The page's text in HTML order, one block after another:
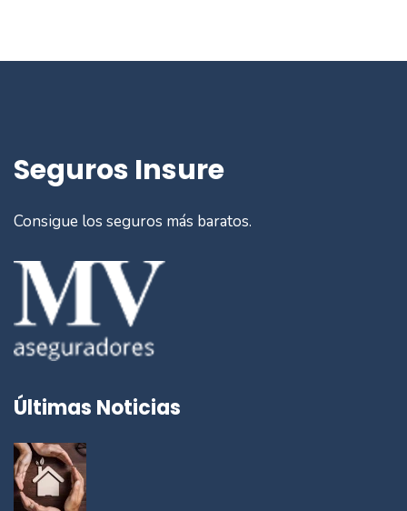
Seguros Insure
Consigue los seguros más baratos.
Últimas Noticias